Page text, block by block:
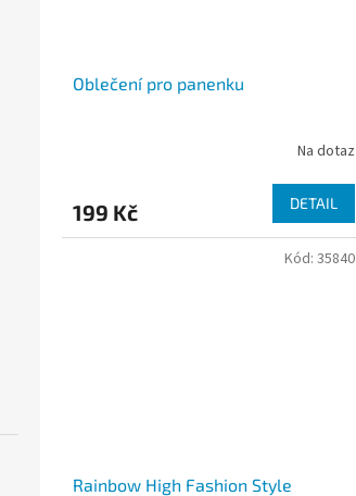
Oblečení pro panenku
Na dotaz
199 Kč DETAIL
Rainbow High Fashion Style
Kód: 35840